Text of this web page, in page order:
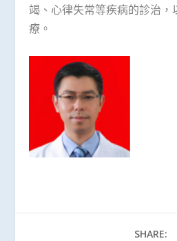
竭、心律失常等疾病的診治，
療。
SHARE: